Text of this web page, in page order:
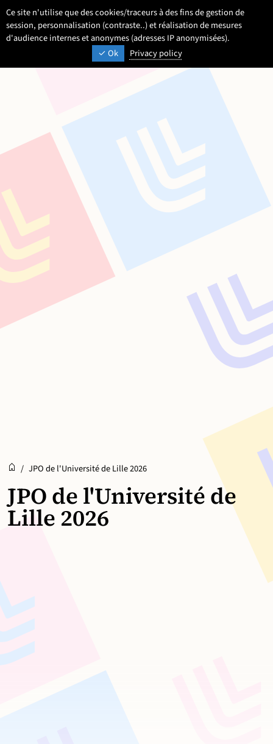
Ce site n'utilise que des cookies/traceurs à des fins de gestion de
session, personnalisation (contraste..) et réalisation de mesures
d'audience internes et anonymes (adresses IP anonymisées).
Ok
Privacy policy
Aller
au
contenu
Aller
au
menu
Aller
au
pied
page
UNIVERSITÉ DE LILLE
INSPIRONS DEMAIN
Paramétrage
Langue :
FR
Français
Accueil
Accueil
/ JPO de l'Université de Lille 2026
JPO de l'Université de
Lille 2026